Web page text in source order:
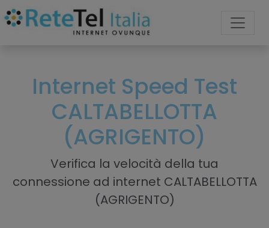
Internet Speed Test
CALTABELLOTTA
(AGRIGENTO)
Verifica la velocità della tua
connessione ad internet CALTABELLOTTA
(AGRIGENTO)